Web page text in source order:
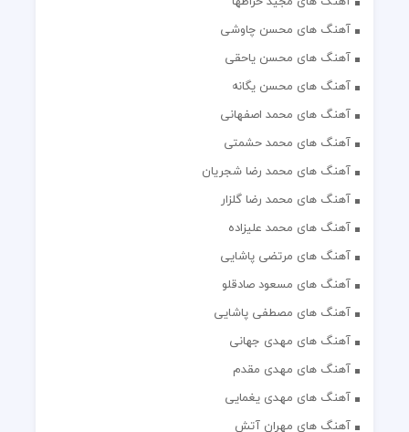
آهنگ های محسن چاوشی
آهنگ های محسن یاحقی
آهنگ های محسن یگانه
آهنگ های محمد اصفهانی
آهنگ های محمد حشمتی
آهنگ های محمد رضا شجریان
آهنگ های محمد رضا گلزار
آهنگ های محمد علیزاده
آهنگ های مرتضی پاشایی
آهنگ های مسعود صادقلو
آهنگ های مصطفی پاشایی
آهنگ های مهدی جهانی
آهنگ های مهدی مقدم
آهنگ های مهدی یغمایی
آهنگ های مهران آتش